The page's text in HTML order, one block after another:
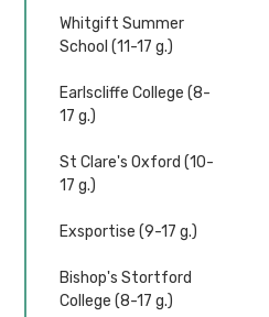
Whitgift Summer
School (11-17 g.)
Earlscliffe College (8-
17 g.)
St Clare's Oxford (10-
17 g.)
Exsportise (9-17 g.)
Bishop's Stortford
College (8-17 g.)